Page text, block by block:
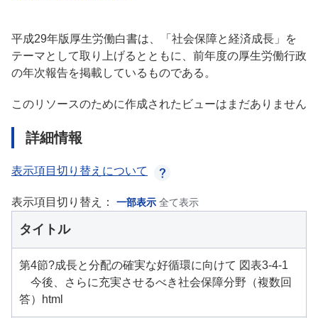
平成29年版厚生労働白書は、「社会保障と経済成長」を
テーマとして取り上げるとともに、前年度の厚生労働行政
の年次報告を掲載しているものである。
このリソースのために作成されたビューはまだありません
詳細情報
表示項目切り替えについて
表示項目切り替え： 一部表示 全て表示
タイトル
第4節?成長と分配の確実な好循環に向けて 図表3-4-1
今後、さらに充実させるべき社会保障分野（複数回
答）html